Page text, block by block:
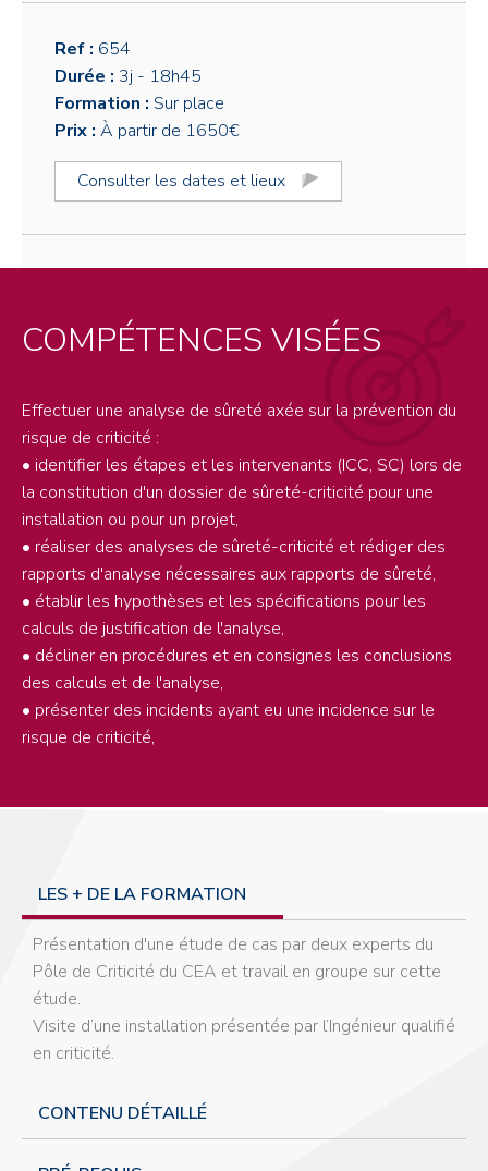
Ref : 654
Durée : 3j - 18h45
Formation : Sur place
Prix : À partir de 1650€
Consulter les dates et lieux
COMPÉTENCES VISÉES
Effectuer une analyse de sûreté axée sur la prévention du
risque de criticité :
• identifier les étapes et les intervenants (ICC, SC) lors de
la constitution d'un dossier de sûreté-criticité pour une
installation ou pour un projet,
• réaliser des analyses de sûreté-criticité et rédiger des
rapports d'analyse nécessaires aux rapports de sûreté,
• établir les hypothèses et les spécifications pour les
calculs de justification de l'analyse,
• décliner en procédures et en consignes les conclusions
des calculs et de l'analyse,
• présenter des incidents ayant eu une incidence sur le
risque de criticité,
LES + DE LA FORMATION
Présentation d'une étude de cas par deux experts du
Pôle de Criticité du CEA et travail en groupe sur cette
étude.
Visite d’une installation présentée par l’Ingénieur qualifié
en criticité.
CONTENU DÉTAILLÉ